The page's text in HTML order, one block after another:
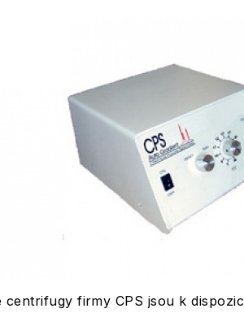
centrifugy firmy CPS jsou k